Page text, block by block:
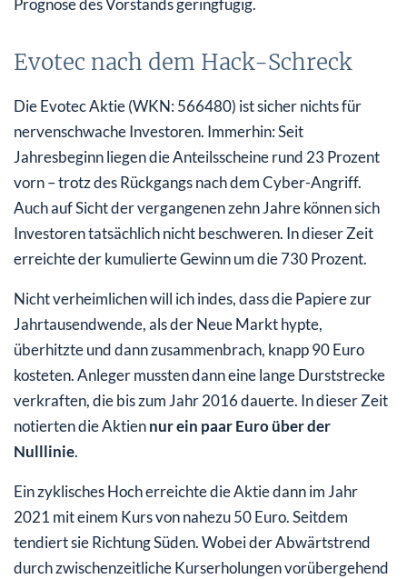
Prognose des Vorstands geringfügig.
Evotec nach dem Hack-Schreck
Die Evotec Aktie (WKN: 566480) ist sicher nichts für
nervenschwache Investoren. Immerhin: Seit
Jahresbeginn liegen die Anteilsscheine rund 23 Prozent
vorn – trotz des Rückgangs nach dem Cyber-Angriff.
Auch auf Sicht der vergangenen zehn Jahre können sich
Investoren tatsächlich nicht beschweren. In dieser Zeit
erreichte der kumulierte Gewinn um die 730 Prozent.
Nicht verheimlichen will ich indes, dass die Papiere zur
Jahrtausendwende, als der Neue Markt hypte,
überhitzte und dann zusammenbrach, knapp 90 Euro
kosteten. Anleger mussten dann eine lange Durststrecke
verkraften, die bis zum Jahr 2016 dauerte. In dieser Zeit
notierten die Aktiennur ein paar Euro über der
Nulllinie.
Ein zyklisches Hoch erreichte die Aktie dann im Jahr
2021 mit einem Kurs von nahezu 50 Euro. Seitdem
tendiert sie Richtung Süden. Wobei der Abwärtstrend
durch zwischenzeitliche Kurserholungen vorübergehend